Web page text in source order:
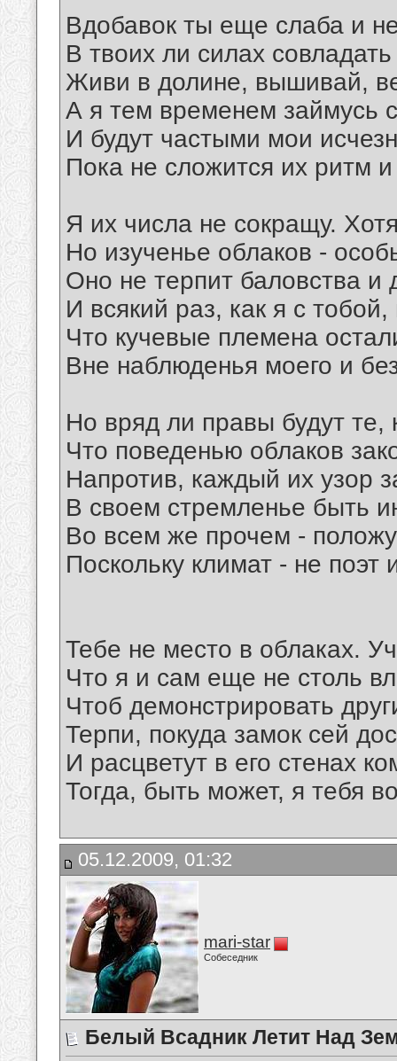
Вдобавок ты еще слаба и
В твоих ли силах
Живи в долине, вышивай,
А я тем временем займусь
И будут частыми мои
Пока не сложится их ритм
Я их числа не сокращу.
Но изученье облаков -
Оно не терпит баловства и
И всякий раз, как я с
Что кучевые племена
Вне наблюденья моего и
Но вряд ли правы будут те,
Что поведенью облаков
Напротив, каждый их узор
В своем стремленье быть
Во всем же прочем -
Поскольку климат - не поэт
Тебе не место в облаках.
Что я и сам еще не столь
Чтоб демонстрировать
Терпи, покуда замок сей
И расцветут в его стенах
Тогда, быть может, я тебя
05.12.2009, 01:32
mari-star
Собеседник
Белый Всадник Летит Над